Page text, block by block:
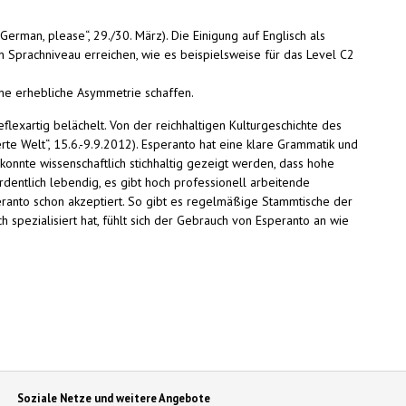
please“, 29./30. März). Die Einigung auf Englisch als
erreichen, wie es beispielsweise für das Level C2
erhebliche Asymmetrie schaffen.
belächelt. Von der reichhaltigen Kulturgeschichte des
Welt“, 15.6.-9.9.2012). Esperanto hat eine klare Grammatik und
wissenschaftlich stichhaltig gezeigt werden, dass hohe
lebendig, es gibt hoch professionell arbeitende
schon akzeptiert. So gibt es regelmäßige Stammtische der
spezialisiert hat, fühlt sich der Gebrauch von Esperanto an wie
Soziale Netze und weitere Angebote